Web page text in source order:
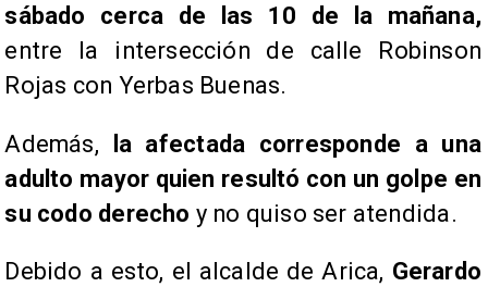
sábado cerca de las 10 de la mañana,
entre la intersección de calle Robinson
Rojas con Yerbas Buenas.
Además,
la afectada corresponde a una
adulto mayor quien resultó con un golpe en
su codo derecho y no quiso ser atendida.
Debido a esto, el alcalde de Arica, Gerardo